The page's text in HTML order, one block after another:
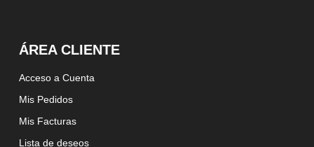
ÁREA CLIENTE
Acceso a Cuenta
Mis Pedidos
Mis Facturas
Lista de deseos